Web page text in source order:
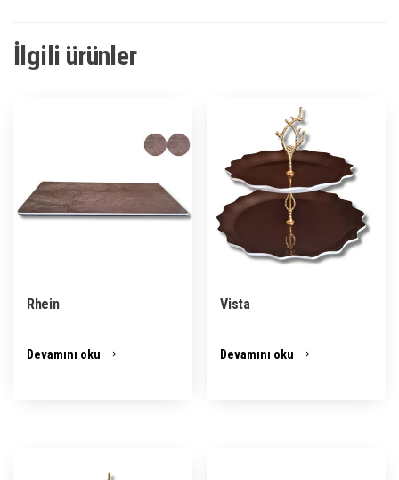
İlgili ürünler
Rhein
Devamını oku
Vista
Devamını oku